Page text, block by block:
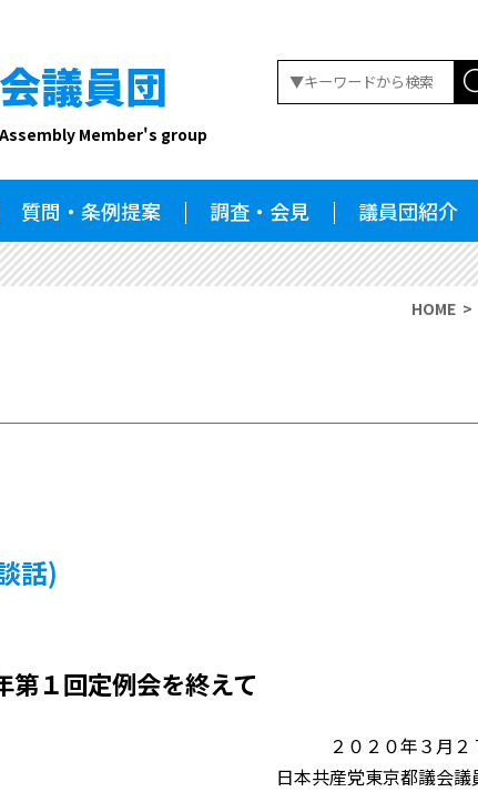
議員団
Member's group
質問・条例提案 調査・会見 議員団紹介
HOME
話)
第１回定例会を終えて
２０２０年３月２
日本共産党東京都議会議